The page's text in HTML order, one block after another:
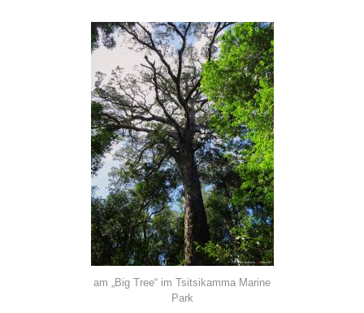
am „Big Tree“ im Tsitsikamma Marine
Park